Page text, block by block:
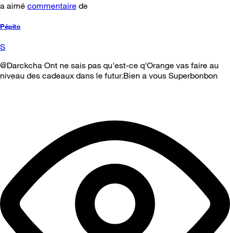
a aimé commentaire de
Pépito
S
@Darckcha Ont ne sais pas qu'est-ce q'Orange vas faire au
niveau des cadeaux dans le futur.Bien a vous Superbonbon